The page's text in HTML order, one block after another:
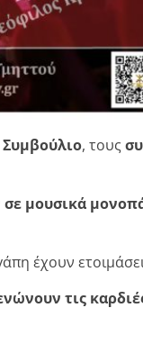
, τους
σε μουσικά
έχουν
τις